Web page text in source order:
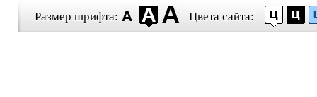
Размер шрифта: Цвета сайта: